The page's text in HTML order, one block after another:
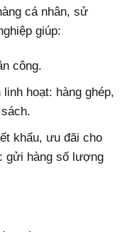
cá nhân, sử
giúp:
công.
hoạt: hàng ghép,
khấu, ưu đãi cho
gửi hàng số lượng